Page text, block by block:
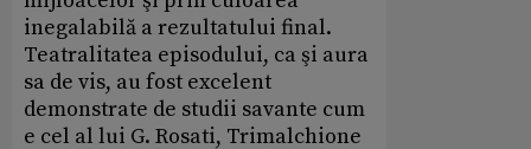
inegalabilă a rezultatului final.
Teatralitatea episodului, ca şi aura
sa de vis, au fost excelent
demonstrate de studii savante cum
e cel al lui G. Rosati, Trimalchione